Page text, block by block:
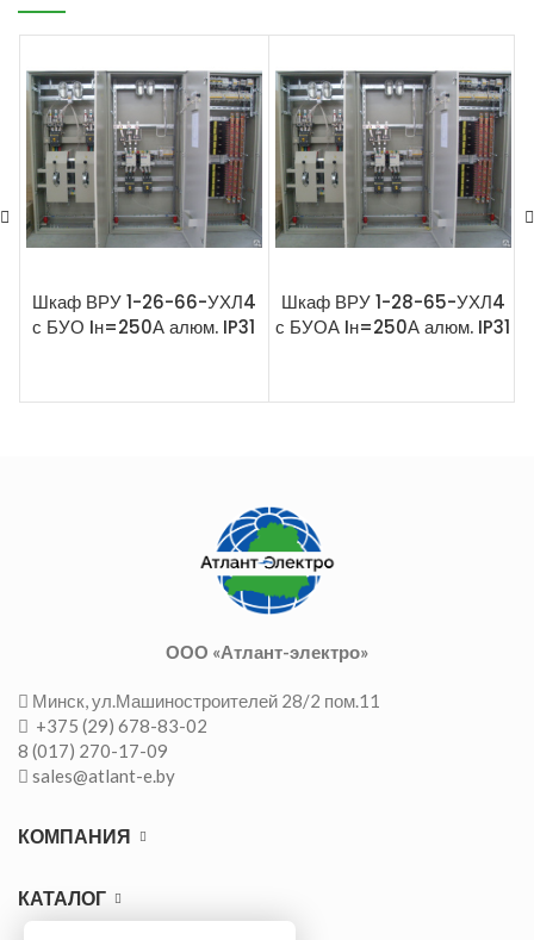
Шкаф ВРУ 1-26-66-УХЛ4
с БУО Iн=250А алюм. IP31
Шкаф ВРУ 1-28-65-УХЛ4
с БУОА Iн=250А алюм. IP31
ООО «Атлант-электро»
Минск, ул.Машиностроителей 28/2 пом.11
+375 (29) 678-83-02
8 (017) 270-17-09
sales@atlant-e.by
КОМПАНИЯ
КАТАЛОГ